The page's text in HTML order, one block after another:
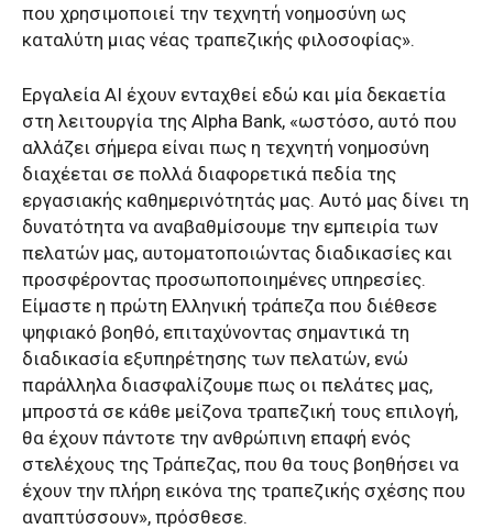
που χρησιμοποιεί την τεχνητή νοημοσύνη ως
καταλύτη μιας νέας τραπεζικής φιλοσοφίας».
Εργαλεία ΑΙ έχουν ενταχθεί εδώ και μία δεκαετία
στη λειτουργία της Alpha Bank, «ωστόσο, αυτό που
αλλάζει σήμερα είναι πως η τεχνητή νοημοσύνη
διαχέεται σε πολλά διαφορετικά πεδία της
εργασιακής καθημερινότητάς μας. Αυτό μας δίνει τη
δυνατότητα να αναβαθμίσουμε την εμπειρία των
πελατών μας, αυτοματοποιώντας διαδικασίες και
προσφέροντας προσωποποιημένες υπηρεσίες.
Είμαστε η πρώτη Ελληνική τράπεζα που διέθεσε
ψηφιακό βοηθό, επιταχύνοντας σημαντικά τη
διαδικασία εξυπηρέτησης των πελατών, ενώ
παράλληλα διασφαλίζουμε πως οι πελάτες μας,
μπροστά σε κάθε μείζονα τραπεζική τους επιλογή,
θα έχουν πάντοτε την ανθρώπινη επαφή ενός
στελέχους της Τράπεζας, που θα τους βοηθήσει να
έχουν την πλήρη εικόνα της τραπεζικής σχέσης που
αναπτύσσουν», πρόσθεσε.